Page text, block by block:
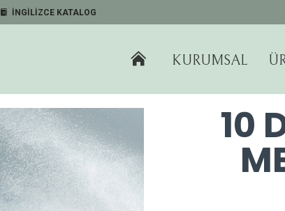
İNGILIZCE KATALOG
KURUMSAL
10